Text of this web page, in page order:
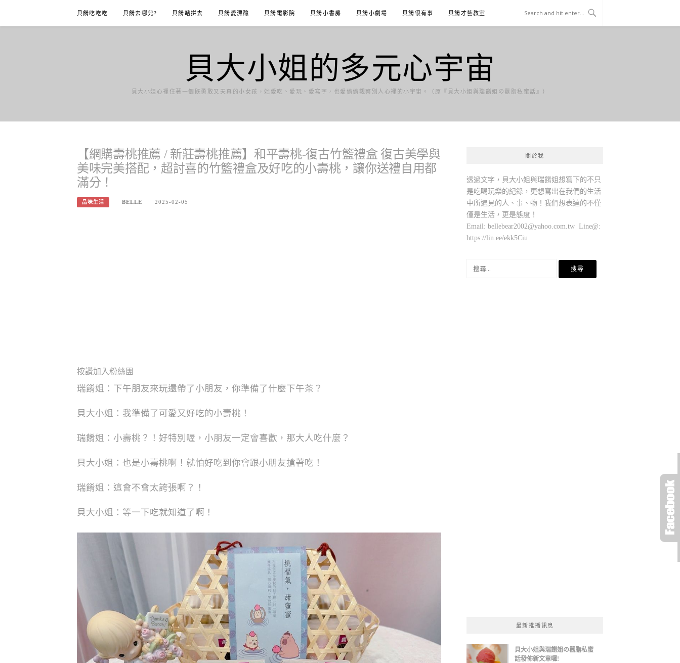
content
貝餚吃吃吃 貝餚去哪兒? 貝餚瞎拼去 貝餚愛漂釀 貝餚電影院 貝餚小書房 貝餚小劇場 貝餚很有事 貝餚才藝教室
貝大小姐的多元心宇宙
貝大小姐心裡住著一個既勇敢又天真的小女孩，她愛吃、愛玩、愛寫字，也愛偷偷觀察別人心裡的小宇宙。（原『貝大小姐與瑞餚姐の囂脂私蜜話』）
【網購壽桃推薦 / 新莊壽桃推薦】和平壽桃-復古竹籃禮盒 復古美學與
美味完美搭配，超討喜的竹籃禮盒及好吃的小壽桃，讓你送禮自用都
滿分！
品味生活 BELLE 2025-02-05
按讚加入粉絲團
瑞餚姐：下午朋友來玩還帶了小朋友，你準備了什麼下午茶？
貝大小姐：我準備了可愛又好吃的小壽桃！
瑞餚姐：小壽桃？！好特別喔，小朋友一定會喜歡，那大人吃什麼？
貝大小姐：也是小壽桃啊！就怕好吃到你會跟小朋友搶著吃！
瑞餚姐：這會不會太誇張啊？！
貝大小姐：等一下吃就知道了啊！
關於我
透過文字，貝大小姐與瑞餚姐想寫下的不只
是吃喝玩樂的紀錄，更想寫出在我們的生活
中所遇見的人、事、物！我們想表達的不僅
僅是生活，更是態度！
Email: bellebear2002@yahoo.com.tw Line@:
https://lin.ee/ekk5Ciu
最新推播訊息
貝大小姐與瑞餚姐の囂脂私蜜
話發佈新文章囉!